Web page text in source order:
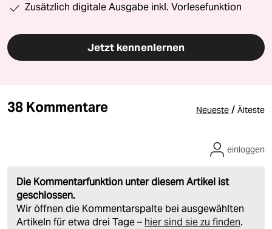
Zusätzlich digitale Ausgabe inkl. Vorlesefunktion
Jetzt kennenlernen
38 Kommentare Neueste / Älteste
Die Kommentarfunktion unter diesem Artikel ist
geschlossen.
Wir öffnen die Kommentarspalte bei ausgewählten
Artikeln für etwa drei Tage – hier sind sie zu finden.
einloggen